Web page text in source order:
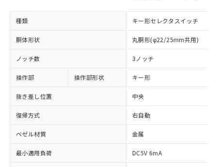
種類 キー形セレクタスイッチ
胴体形状 丸胴形(φ22/25mm共用)
ノッチ数 3ノッチ
操作部 操作部形状 キー形
抜き差し位置 中央
復帰方式 右自動
ベゼル材質 金属
最小適用負荷 DC5V 6mA